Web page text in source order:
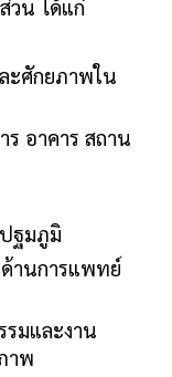
วน ได้แก่
ะศักยภาพใน
อาคาร สถาน
ฐมภูมิ
านการแพทย์
รมและงาน
าพ